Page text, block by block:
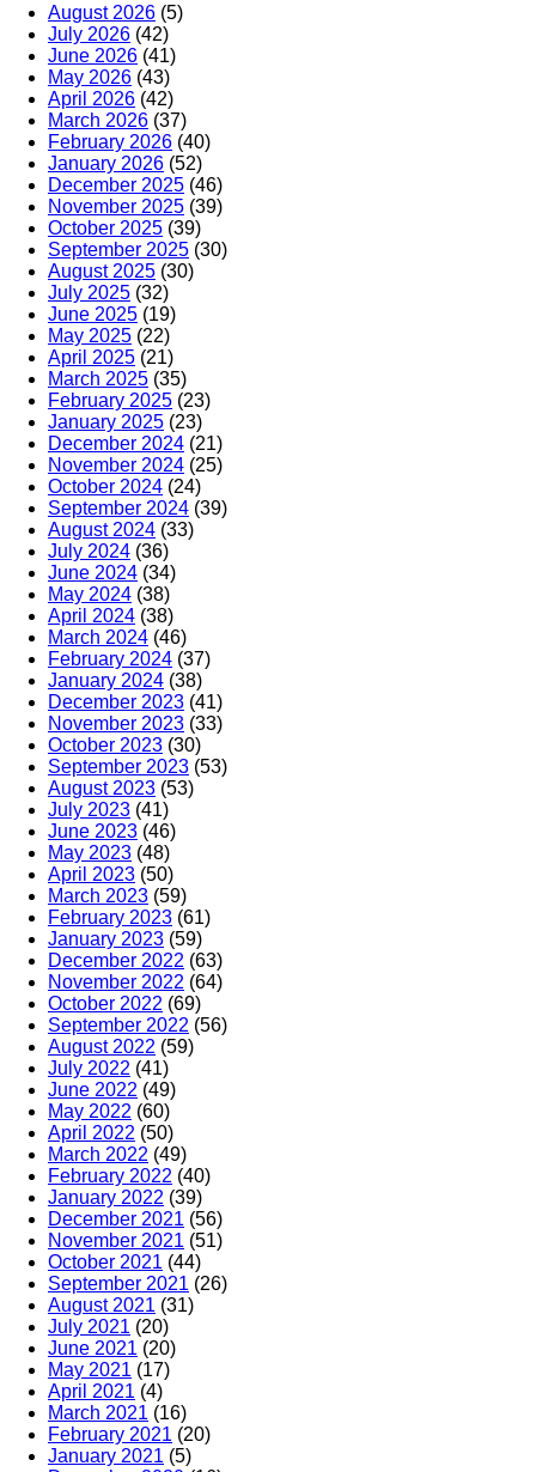
August 2026 (5)
July 2026 (42)
June 2026 (41)
May 2026 (43)
April 2026 (42)
March 2026 (37)
February 2026 (40)
January 2026 (52)
December 2025 (46)
November 2025 (39)
October 2025 (39)
September 2025 (30)
August 2025 (30)
July 2025 (32)
June 2025 (19)
May 2025 (22)
April 2025 (21)
March 2025 (35)
February 2025 (23)
January 2025 (23)
December 2024 (21)
November 2024 (25)
October 2024 (24)
September 2024 (39)
August 2024 (33)
July 2024 (36)
June 2024 (34)
May 2024 (38)
April 2024 (38)
March 2024 (46)
February 2024 (37)
January 2024 (38)
December 2023 (41)
November 2023 (33)
October 2023 (30)
September 2023 (53)
August 2023 (53)
July 2023 (41)
June 2023 (46)
May 2023 (48)
April 2023 (50)
March 2023 (59)
February 2023 (61)
January 2023 (59)
December 2022 (63)
November 2022 (64)
October 2022 (69)
September 2022 (56)
August 2022 (59)
July 2022 (41)
June 2022 (49)
May 2022 (60)
April 2022 (50)
March 2022 (49)
February 2022 (40)
January 2022 (39)
December 2021 (56)
November 2021 (51)
October 2021 (44)
September 2021 (26)
August 2021 (31)
July 2021 (20)
June 2021 (20)
May 2021 (17)
April 2021 (4)
March 2021 (16)
February 2021 (20)
January 2021 (5)